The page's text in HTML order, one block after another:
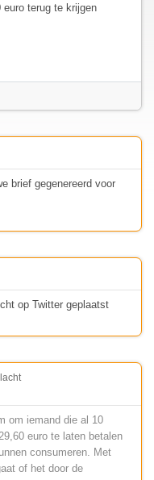
terug te krijgen
brief gegenereerd voor
op Twitter geplaatst
om iemand die al 10
euro te laten betalen
consumeren. Met
of het door de